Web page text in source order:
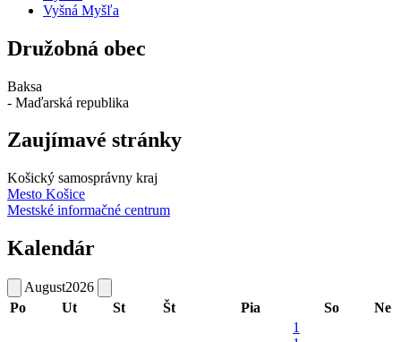
Vyšná Myšľa
Družobná obec
Baksa
- Maďarská republika
Zaujímavé stránky
Košický samosprávny kraj
Mesto Košice
Mestské informačné centrum
Kalendár
August2026
Po
Ut St Št Pia So
Ne
1